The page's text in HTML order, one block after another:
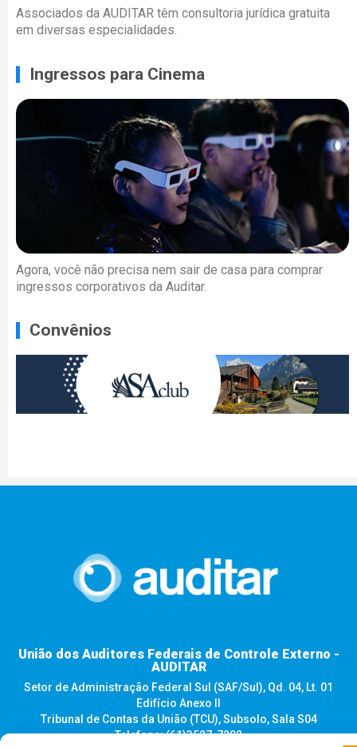
Associados da AUDITAR têm consultoria jurídica gratuita
em diversas especialidades.
Ingressos para Cinema
Agora, você não precisa nem sair de casa para comprar
ingressos corporativos da Auditar.
Convênios
União dos Auditores Federais de Controle Externo -
AUDITAR
Setor de Administração Federal Sul (SAF/Sul), Qd. 04, Lt. 01
Edifício Anexo II
Tribunal de Contas da União (TCU), Subsolo, Sala S04
Telefone: (61)3527-7292